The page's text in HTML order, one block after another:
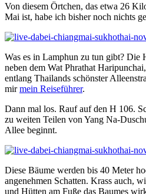
Von diesem Örtchen, das etwa 26
Mai ist, habe ich bisher noch nichts
Was es in Lamphun zu tun gibt? Die
neben dem Wat Phrathat
entlang Thailands schönster
mirmein Reiseführer.
Dann mal los. Rauf auf den H 106.
zu weiten Teilen von Yang Na-
Allee beginnt.
Diese Bäume werden bis 40 Meter
angenehmen Schatten. Krass auch,
und Hütten am Fuße das Baumes